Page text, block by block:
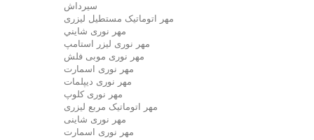
سیرداش
مهر اتوماتیک مستطیل لیزری
مهر نوری شايني
مهر نوری لیزر استامپ
مهر نوری موبی فلش
مهر نوری اسمارت
مهر نوری ديپلمات
مهر نوری کلوپ
مهر اتوماتیک مربع لیزری
مهر نوری شاینی
مهر نوری اسمارت